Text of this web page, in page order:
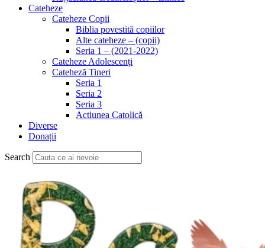
Cateheze
Cateheze Copii
Biblia povestită copiilor
Alte cateheze – (copii)
Seria 1 – (2021-2022)
Cateheze Adolescenți
Cateheză Tineri
Seria 1
Seria 2
Seria 3
Actiunea Catolică
Diverse
Donații
Search